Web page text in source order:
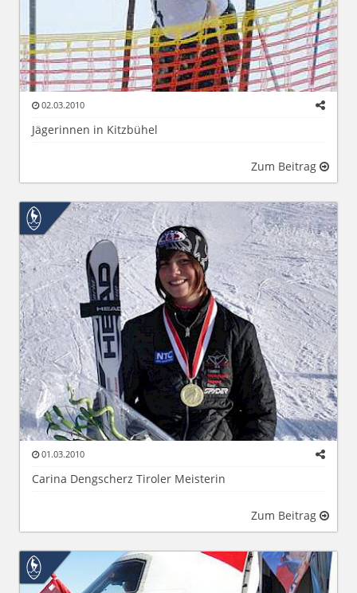
02.03.2010
Jägerinnen in Kitzbühel
Zum Beitrag
01.03.2010
Carina Dengscherz Tiroler Meisterin
Zum Beitrag